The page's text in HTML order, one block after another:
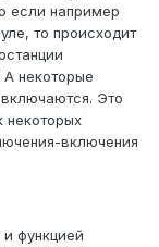
если например
то происходит
А некоторые
Это
некоторых
включения
функцией